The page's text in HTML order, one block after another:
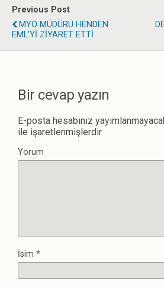
Previous Post
MYO MÜDÜRÜ HENDEN
EML'Yİ ZİYARET ETTİ
Bir cevap yazın
E-posta hesabınız
ile işaretlenmişlerdir
Yorum
İsim *